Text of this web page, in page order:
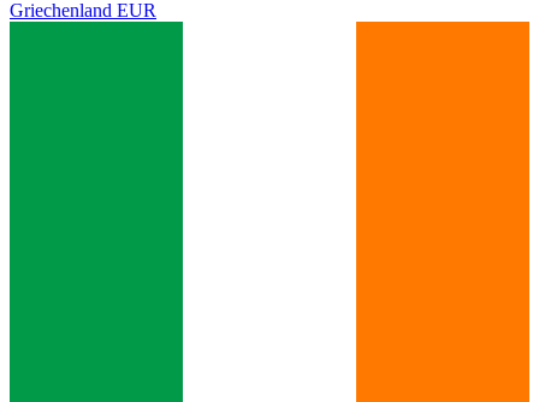
Griechenland EUR